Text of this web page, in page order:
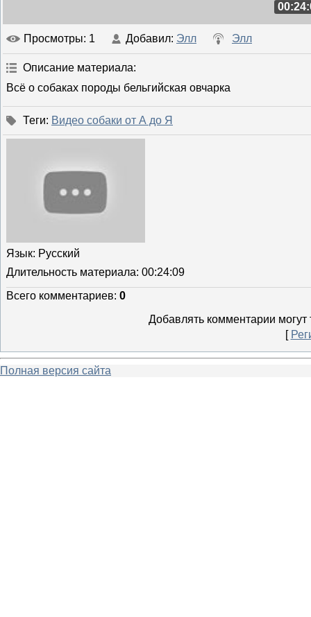
Просмотры: 1 Добавил: Элл Элл
Описание материала:
Всё о собаках породы бельгийская овчарка
Теги: Видео собаки от А до Я
Язык: Русский
Длительность материала: 00:24:09
Всего комментариев: 0
Добавлять комментарии могут
[
Полная версия сайта